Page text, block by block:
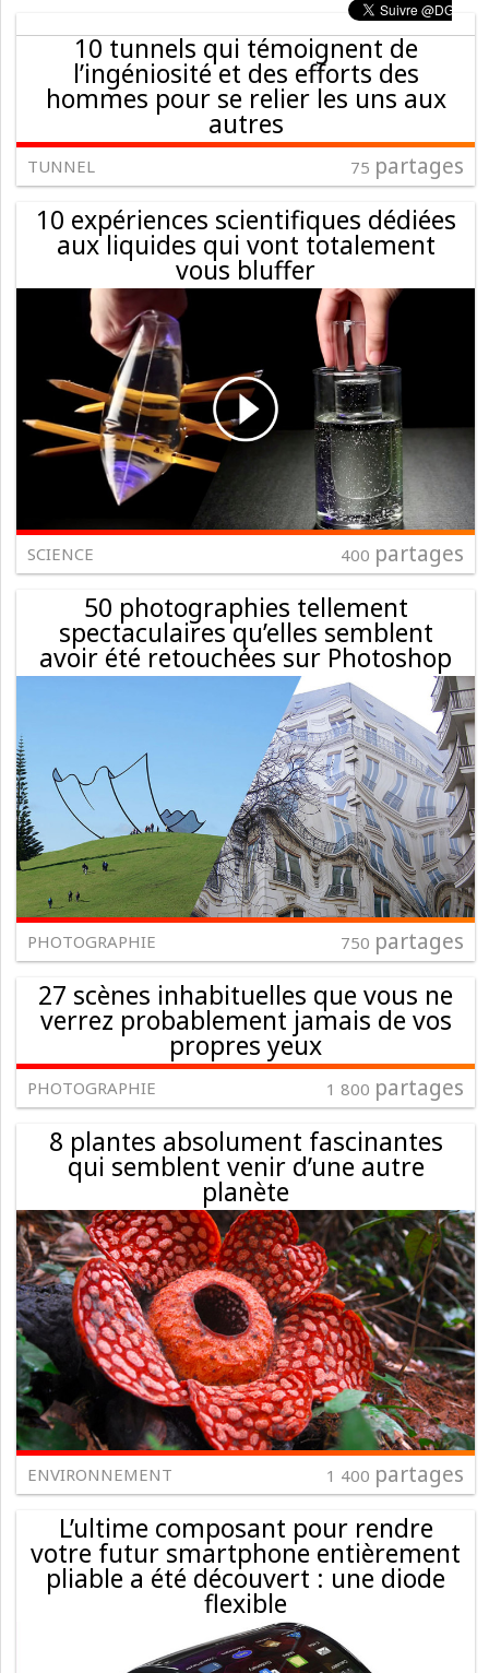
10 tunnels qui témoignent de
l’ingéniosité et des efforts des
hommes pour se relier les uns aux
autres
TUNNEL 75 partages
10 expériences scientifiques dédiées
aux liquides qui vont totalement
vous bluffer
SCIENCE 400 partages
50 photographies tellement
spectaculaires qu’elles semblent
avoir été retouchées sur Photoshop
PHOTOGRAPHIE 750 partages
27 scènes inhabituelles que vous ne
verrez probablement jamais de vos
propres yeux
PHOTOGRAPHIE 1 800 partages
8 plantes absolument fascinantes
qui semblent venir d’une autre
planète
ENVIRONNEMENT 1 400 partages
L’ultime composant pour rendre
votre futur smartphone entièrement
pliable a été découvert : une diode
flexible